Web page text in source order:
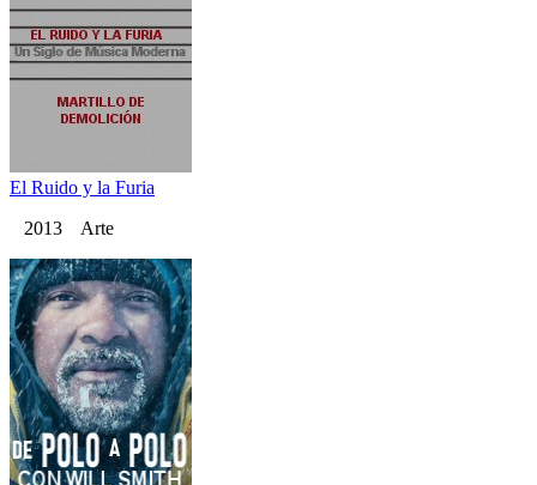
El Ruido y la Furia
2013 Arte